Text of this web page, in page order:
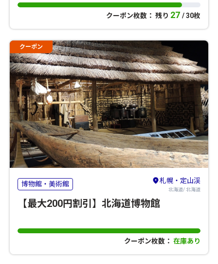
クーポン枚数： 残り 27 / 30枚
クーポン
博物館・美術館 札幌・定山渓
北海道/ 北海道
【最大200円割引】北海道博物館
クーポン枚数： 在庫あり